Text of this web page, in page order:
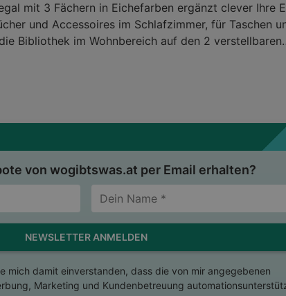
mit 3 Fächern in Eichefarben ergänzt clever Ihre
und Accessoires im Schlafzimmer, für Taschen
Bibliothek im Wohnbereich auf den 2 verstellbaren
von klassisch bis modern. Durch die gerade
cm breite Möbel einen aktuellen Look und nutzt
bringt Style und Funktion in
von wogibtswas.at per Email erhalten?
NEWSLETTER ANMELDEN
mich damit einverstanden, dass die von mir angegebenen
Marketing und Kundenbetreuung